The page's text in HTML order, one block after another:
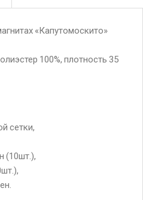
«Капутомоскито»
100%, плотность 35
сетки,
(10шт.),